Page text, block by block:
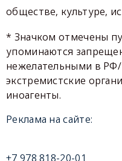
обществе, культуре,
* Значком отмечены
упоминаются
нежелательными в
экстремистские
иноагенты.
Реклама на сайте:
+7 978 818-20-01